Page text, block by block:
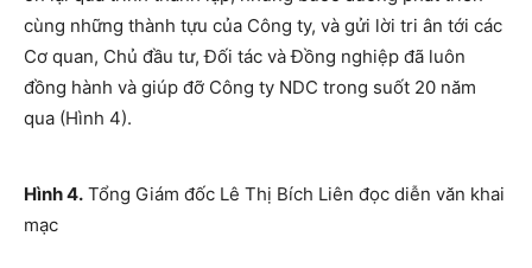
cùng những thành tựu của Công ty, và gửi lời tri ân tới các
Cơ quan, Chủ đầu tư, Đối tác và Đồng nghiệp đã luôn
đồng hành và giúp đỡ Công ty NDC trong suốt 20 năm
qua (Hình 4).
Hình 4. Tổng Giám đốc Lê Thị Bích Liên đọc diễn văn khai
mạc